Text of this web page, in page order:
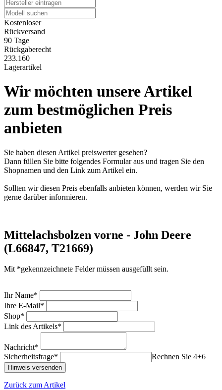
Kostenloser
Rückversand
90 Tage
Rückgaberecht
233.160
Lagerartikel
Wir möchten unsere Artikel
zum bestmöglichen Preis
anbieten
Sie haben diesen Artikel preiswerter gesehen?
Dann füllen Sie bitte folgendes Formular aus und tragen Sie den
Shopnamen und den Link zum Artikel ein.
Sollten wir diesen Preis ebenfalls anbieten können, werden wir Sie
gerne darüber informieren.
Mittelachsbolzen vorne - John Deere
(L66847, T21669)
Mit *gekennzeichnete Felder müssen ausgefüllt sein.
Ihr Name*
Ihre E-Mail*
Shop*
Link des Artikels*
Nachricht*
Sicherheitsfrage*
Rechnen Sie 4+6
Zurück zum Artikel